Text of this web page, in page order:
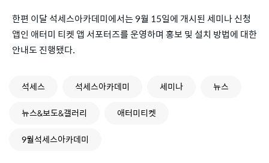
한편 이달 석세스아카데미에서는 9월 15일에 개시된 세미나 신청
앱인 애터미 티켓 앱 서포터즈를 운영하며 홍보 및 설치 방법에 대한
안내도 진행됐다.
석세스 석세스아카데미 세미나
뉴스
뉴스&보도&갤러리
애터미티켓
9월석세스아카데미